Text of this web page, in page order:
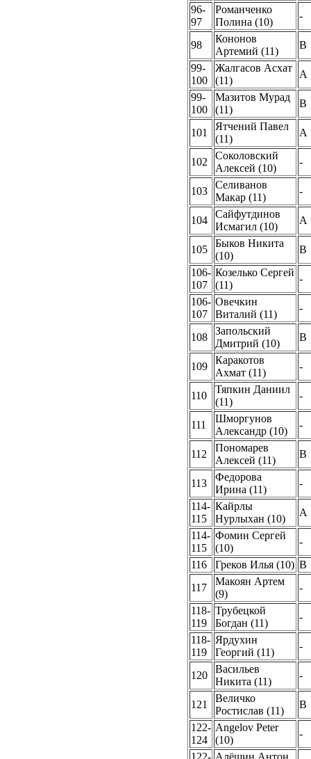
96-
97
Романченко
Полина (10)
-
98
Кононов
Артемий (11)
B
99-
100
Жалгасов Асхат
(11)
A
99-
100
Мазитов Мурад
(11)
B
101
Ятчений Павел
(11)
A
102
Соколовский
Алексей (10)
-
103
Селиванов
Макар (11)
-
104
Сайфутдинов
Исмагил (10)
A
105
Быков Никита
(10)
B
106-
107
Козелько Сергей
(11)
-
106-
107
Овечкин
Виталий (11)
-
108
Запольский
Дмитрий (10)
B
109
Каракотов
Ахмат (11)
-
110
Тяпкин Даниил
(11)
-
111
Шморгунов
Александр (10)
-
112
Пономарев
Алексей (11)
B
113
Федорова
Ирина (11)
-
114-
115
Кайрлы
Нурлыхан (10)
A
114-
115
Фомин Сергей
(10)
-
116
Греков Илья (10) B
117
Макоян Артем
(9)
-
118-
119
Трубецкой
Богдан (11)
-
118-
119
Ярдухин
Георгий (11)
-
120
Васильев
Никита (11)
-
121
Величко
Ростислав (11)
B
122-
124
Angelov Peter
(10)
-